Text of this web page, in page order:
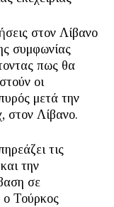
στον Λίβανο
συμφωνίας
πως θα
οι
μετά την
στον Λίβανο.
τις
την
σε
ο Τούρκος